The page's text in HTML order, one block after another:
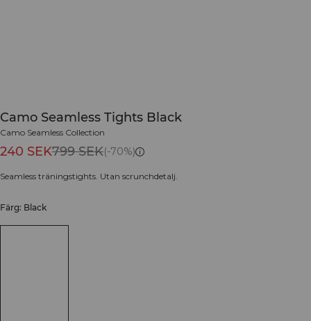
Camo Seamless Tights Black
Camo Seamless Collection
240 SEK799 SEK(-70%)
Seamless träningstights. Utan scrunchdetalj.
Färg: Black